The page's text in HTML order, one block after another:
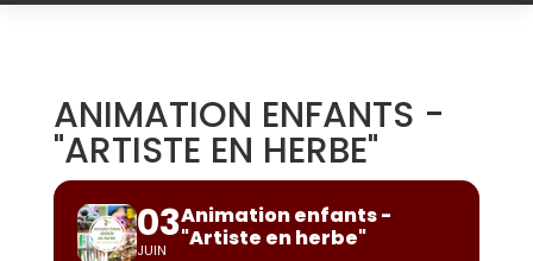
ANIMATION ENFANTS -
"ARTISTE EN HERBE"
03
JUIN
Animation enfants -
"Artiste en herbe"